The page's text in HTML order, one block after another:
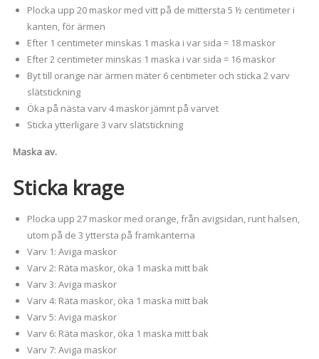
Plocka upp 20 maskor med vitt på de mittersta 5 ½ centimeter i
kanten, för ärmen
Efter 1 centimeter minskas 1 maska i var sida = 18 maskor
Efter 2 centimeter minskas 1 maska i var sida = 16 maskor
Byt till orange när ärmen mäter 6 centimeter och sticka 2 varv
slätstickning
Öka på nästa varv 4 maskor jämnt på varvet
Sticka ytterligare 3 varv slätstickning
Maska av.
Sticka krage
Plocka upp 27 maskor med orange, från avigsidan, runt halsen,
utom på de 3 yttersta på framkanterna
Varv 1: Aviga maskor
Varv 2: Räta maskor, öka 1 maska mitt bak
Varv 3: Aviga maskor
Varv 4: Räta maskor, öka 1 maska mitt bak
Varv 5: Aviga maskor
Varv 6: Räta maskor, öka 1 maska mitt bak
Varv 7: Aviga maskor